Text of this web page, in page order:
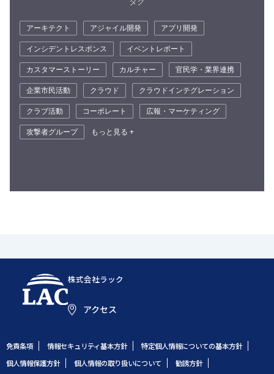
アーキテクト アジャイル開発
アプリ開発
インシデントレスポンス
イベントレポート
カスタマーストーリー
カルチャー
官民学・業界連携
企業市民活動
クラウド
クラウドインテグレーション
クラブ活動
コーポレート
広報・マーケティング
攻撃者グループ
もっと見る +
株式会社ラック
アクセス
免責条項 情報セキュリティ基本方針
特定個人情報についての基本方針
個人情報保護方針
個人情報の取り扱いについて 勧誘方針